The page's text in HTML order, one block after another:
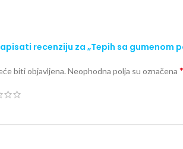
recenziju za „Tepih sa gumenom
biti objavljena.Neophodna polja su označena *